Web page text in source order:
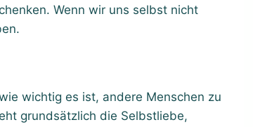
Wenn wir uns selbst nicht
wichtig es ist, andere Menschen zu
grundsätzlich die Selbstliebe,